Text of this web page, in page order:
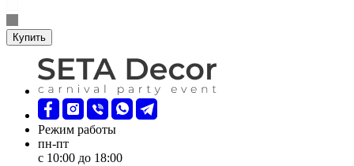
Купить
Режим работы
пн-пт
с 10:00 до 18:00